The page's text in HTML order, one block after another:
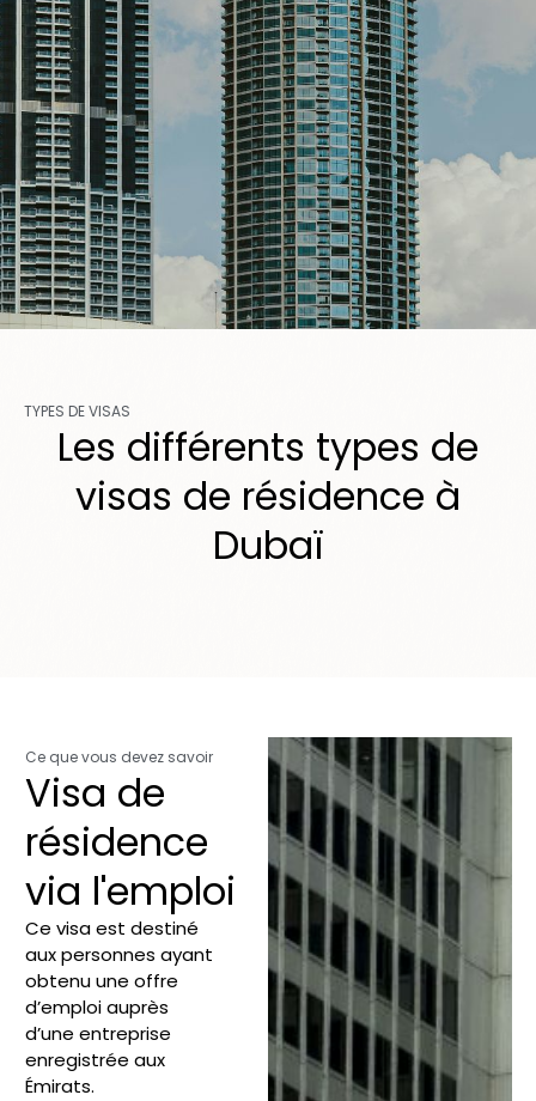
TYPES DE VISAS
Les différents types de
visas de résidence à
Dubaï
Ce que vous devez savoir
Visa de
résidence
via l'emploi
Ce visa est destiné
aux personnes ayant
obtenu une offre
d’emploi auprès
d’une entreprise
enregistrée aux
Émirats.